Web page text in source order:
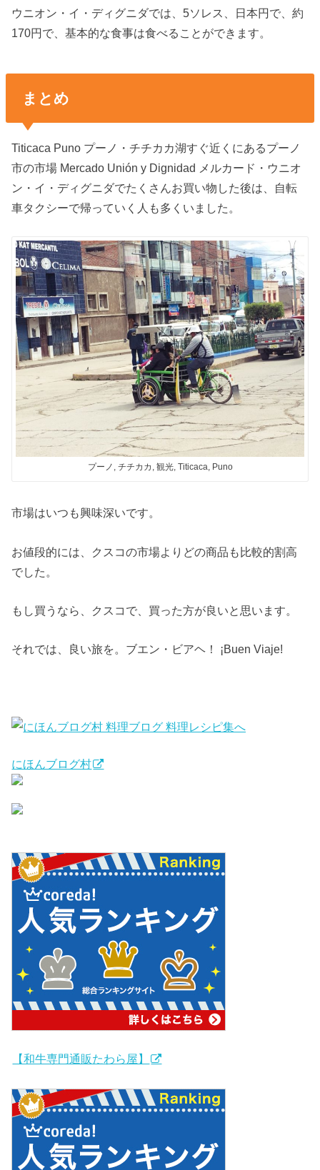
ウニオン・イ・ディグニダでは、5ソレス、日本円で、約
170円で、基本的な食事は食べることができます。
まとめ
Titicaca Puno プーノ・チチカカ湖すぐ近くにあるプーノ
市の市場 Mercado Unión y Dignidad メルカード・ウニオ
ン・イ・ディグニダでたくさんお買い物した後は、自転
車タクシーで帰っていく人も多くいました。
プーノ, チチカカ, 観光, Titicaca, Puno
市場はいつも興味深いです。
お値段的には、クスコの市場よりどの商品も比較的割高
でした。
もし買うなら、クスコで、買った方が良いと思います。
それでは、良い旅を。ブエン・ビアヘ！ ¡Buen Viaje!
にほんブログ村
【和牛専門通販たわら屋】